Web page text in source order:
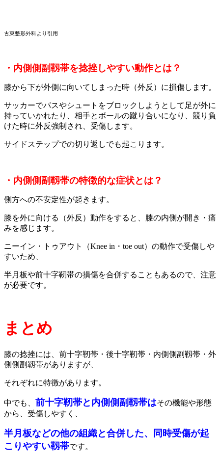
古東整形外科より引用
・内側側副靱帯を捻挫しやすい動作とは？
膝から下が外側に向いてしまった時（外反）に損傷します。
サッカーでパスやシュートをブロックしようとして足が外に
持っていかれたり、相手とボールの蹴り合いになり、競り負
けた時に外反強制され、受傷します。
サイドステップでの切り返しでも起こります。
・内側側副靱帯の特徴的な症状とは？
側方への不安定性が起きます。
膝を外に向ける（外反）動作をすると、膝の内側が開き・痛
みを感じます。
ニーイン・トゥアウト（Knee in・toe out）の動作で受傷しや
すいため、
半月板や前十字靭帯の損傷を合併することもあるので、注意
が必要です。
まとめ
膝の捻挫には、前十字靭帯・後十字靭帯・内側側副靱帯・外
側側副靱帯がありますが、
それぞれに特徴があります。
中でも、 前十字靭帯と内側側副靱帯はその機能や形態
から、受傷しやすく、
半月板などの他の組織と合併した、同時受傷が起
こりやすい靱帯です。